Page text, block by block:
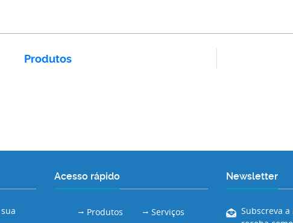
Produtos
Acesso rápido
Produtos Serviços
Newsletter
Subscreva